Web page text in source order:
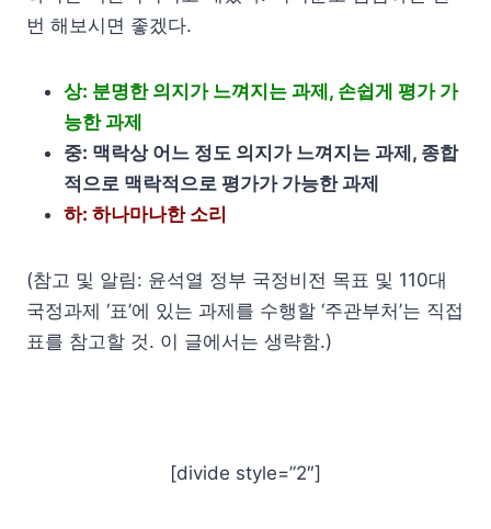
번 해보시면 좋겠다.
상: 분명한 의지가 느껴지는 과제, 손쉽게 평가 가
능한 과제
중: 맥락상 어느 정도 의지가 느껴지는 과제, 종합
적으로 맥락적으로 평가가 가능한 과제
하: 하나마나한 소리
(참고 및 알림: 윤석열 정부 국정비전 목표 및 110대
국정과제 ‘표’에 있는 과제를 수행할 ‘주관부처’는 직접
표를 참고할 것. 이 글에서는 생략함.)
[divide style=”2″]